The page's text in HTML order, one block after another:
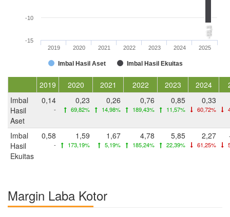
-11,1
Imbal Hasil Aset Imbal Hasil Ekuitas
2019 2020 2021 2022 2023 2024 2025
-15
-10
2019 2020 2021 2022 2023 2024
Imbal
Hasil
Aset
0,14
-
0,23
69,82%
0,26
14,98%
0,76
189,43%
0,85
11,57%
0,33
60,72%
Imbal
Hasil
Ekuitas
0,58
-
1,59
173,19%
1,67
5,19%
4,78
185,24%
5,85
22,39%
2,27
61,25%
Margin Laba Kotor